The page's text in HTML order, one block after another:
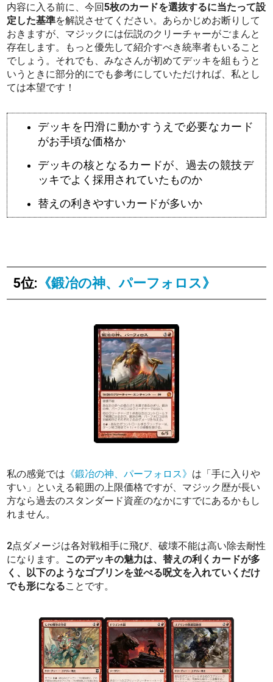
内容に入る前に、今回5枚のカードを選抜するに当たって設
定した基準を解説させてください。あらかじめお断りして
おきますが、マジックには伝説のクリーチャーがごまんと
存在します。もっと優先して紹介すべき統率者もいること
でしょう。それでも、みなさんが初めてデッキを組もうと
いうときに部分的にでも参考にしていただければ、私とし
ては本望です！
デッキを円滑に動かすうえで必要なカード
がお手頃な価格か
デッキの核となるカードが、過去の競技デ
ッキでよく採用されていたものか
替えの利きやすいカードが多いか
5位: 《鍛冶の神、パーフォロス》
私の感覚では 《鍛冶の神、パーフォロス》 は「手に入りや
すい」といえる範囲の上限価格ですが、マジック歴が長い
方なら過去のスタンダード資産のなかにすでにあるかもし
れません。
2点ダメージは各対戦相手に飛び、破壊不能は高い除去耐性
になります。 このデッキの魅力は、替えの利くカードが多
く、以下のようなゴブリンを並べる呪文を入れていくだけ
でも形になることです。